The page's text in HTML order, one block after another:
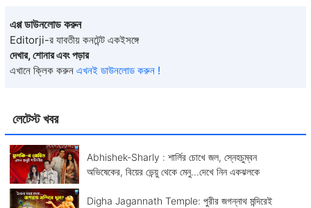
লেটেস্ট খবর
Abhishek-Sharly : শার্লির চোখে জল, স্নেহচুম্বন
অভিষেকের, বিয়ের ভেন্য়ু থেকে মেনু...দেখে নিন একঝলকে
Digha Jagannath Temple: পুরীর জগন্নাথ মন্দিরেই
এপ্প ডাউনলোড করুন
Editorji-র যাবতীয় কনটেন্ট একইসঙ্গে
দেখার, শোনার এবং পড়ার
এখানে ক্লিক করুন এখনই ডাউনলোড করুন !